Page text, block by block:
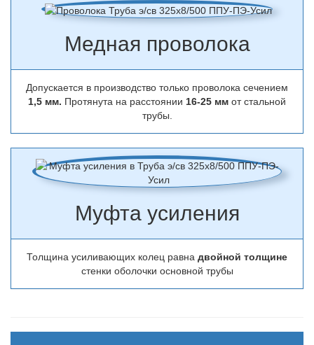
Медная проволока
Допускается в производство только проволока сечением
1,5 мм. Протянута на расстоянии 16-25 мм от стальной
трубы.
Муфта усиления
Толщина усиливающих колец равна двойной толщине
стенки оболочки основной трубы